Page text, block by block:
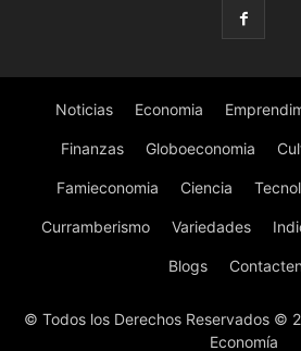
Noticias Economia
Finanzas Globoeconomia
Famieconomia Ciencia
Curramberismo Variedades
Blogs
© Todos los Derechos Reservados ©
Economía